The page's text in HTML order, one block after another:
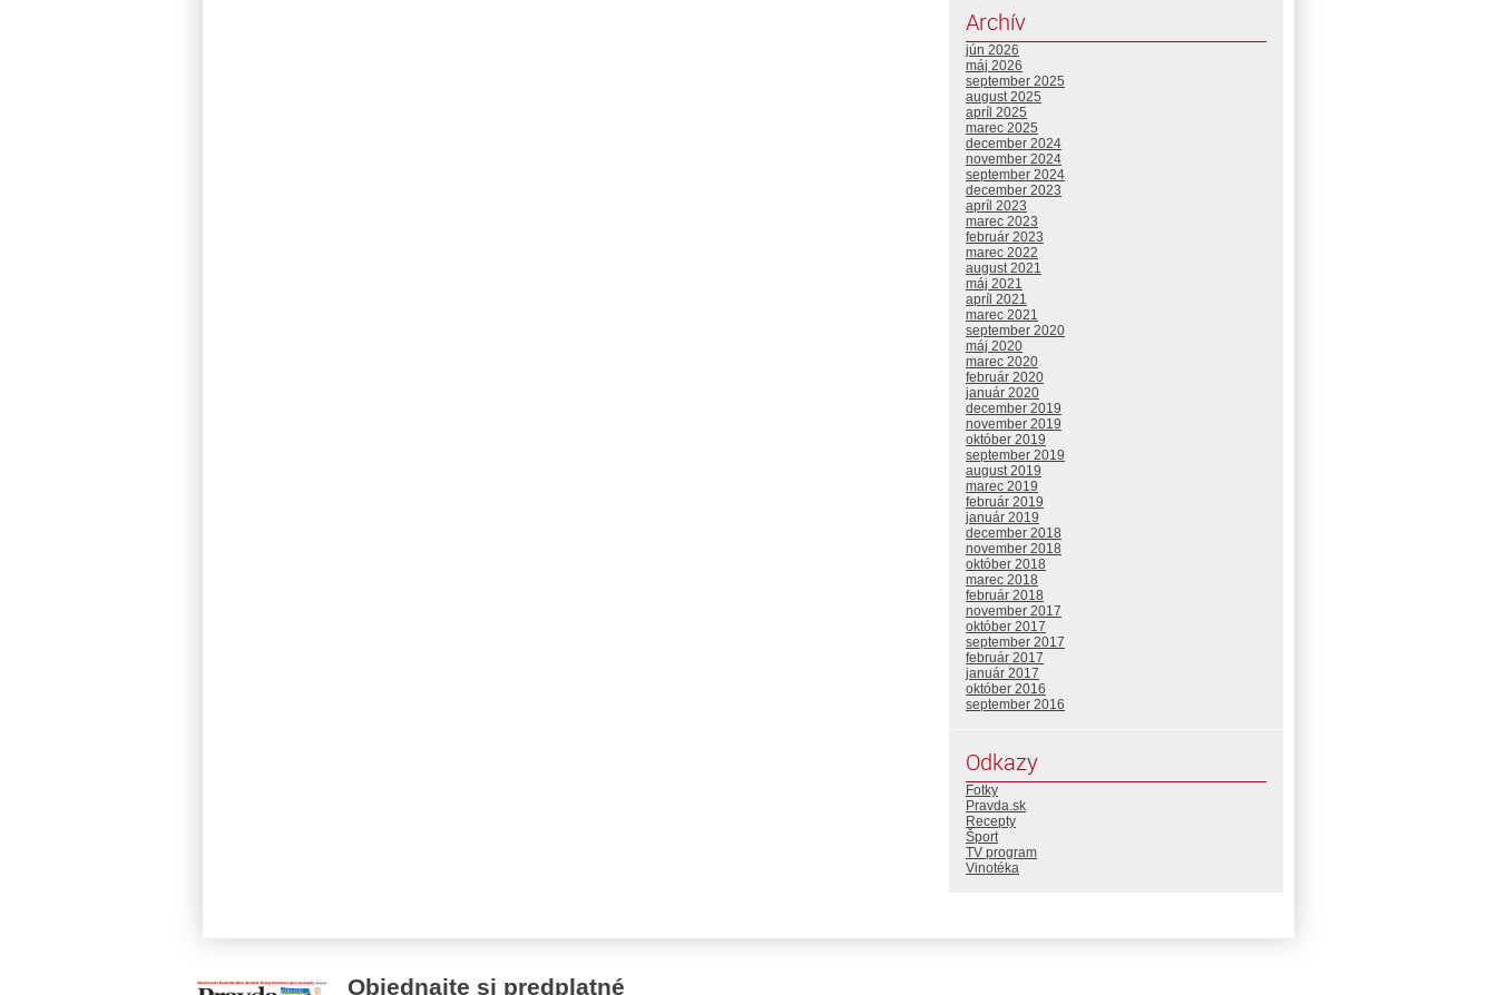
Archív
jún 2026
máj 2026
september 2025
august 2025
apríl 2025
marec 2025
december 2024
november 2024
september 2024
december 2023
apríl 2023
marec 2023
február 2023
marec 2022
august 2021
máj 2021
apríl 2021
marec 2021
september 2020
máj 2020
marec 2020
február 2020
január 2020
december 2019
november 2019
október 2019
september 2019
august 2019
marec 2019
február 2019
január 2019
december 2018
november 2018
október 2018
marec 2018
február 2018
november 2017
október 2017
september 2017
február 2017
január 2017
október 2016
september 2016
Odkazy
Fotky
Pravda.sk
Recepty
Šport
TV program
Vinotéka
Objednajte si predplatné